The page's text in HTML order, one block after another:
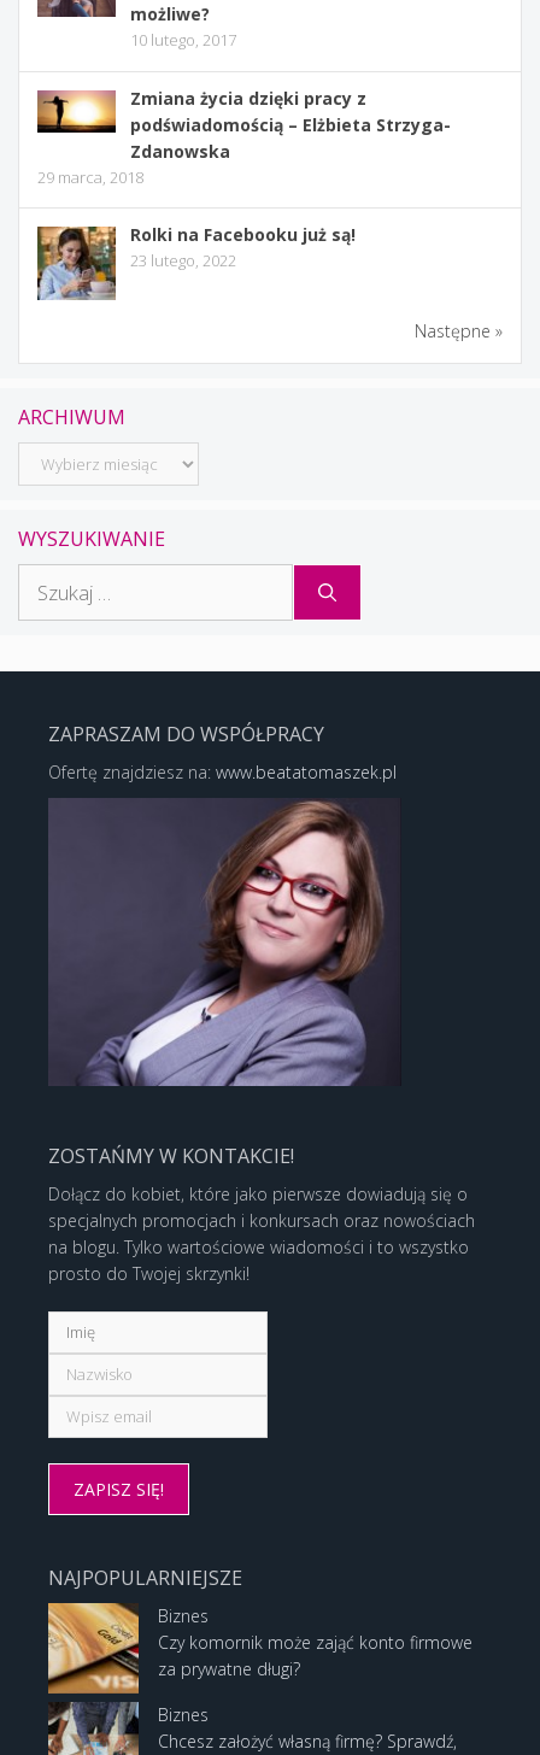
możliwe?
10 lutego, 2017
Zmiana życia dzięki pracy z
podświadomością – Elżbieta Strzyga-
Zdanowska
29 marca, 2018
Rolki na Facebooku już są!
23 lutego, 2022
Następne »
ARCHIWUM
Archiwum
WYSZUKIWANIE
ZAPRASZAM DO WSPÓŁPRACY
Ofertę znajdziesz na: www.beatatomaszek.pl
ZOSTAŃMY W KONTAKCIE!
Dołącz do kobiet, które jako pierwsze dowiadują się o
specjalnych promocjach i konkursach oraz nowościach
na blogu. Tylko wartościowe wiadomości i to wszystko
prosto do Twojej skrzynki!
NAJPOPULARNIEJSZE
Biznes
Czy komornik może zająć konto firmowe
za prywatne długi?
Biznes
Chcesz założyć własną firmę? Sprawdź,